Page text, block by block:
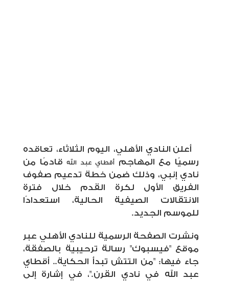
أعلن النادي الأهلي، اليوم الثلاثاء، تعاقده
رسميًا مع المهاجم
أقطاي عبد اللهقادمًا من
نادي إنبي، وذلك ضمن خطة تدعيم صفوف
الفريق الأول لكرة القدم خلال فترة
الانتقالات الصيفية الحالية، استعدادًا
للموسم الجديد.
ونشرت الصفحة الرسمية للنادي الأهلي عبر
موقع "فيسبوك" رسالة ترحيبية بالصفقة،
جاء فيها: "من التتش تبدأ الحكاية.. أقطاي
عبد الله في نادي القرن."، في إشارة إلى